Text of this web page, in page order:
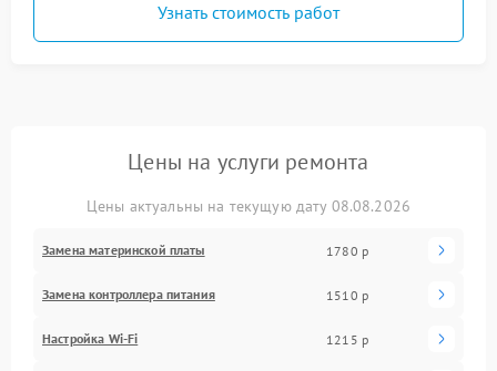
Узнать стоимость работ
Цены на услуги ремонта
Цены актуальны на текущую дату 08.08.2026
Замена материнской платы 1780 р
Замена контроллера питания 1510 р
Настройка Wi-Fi 1215 р